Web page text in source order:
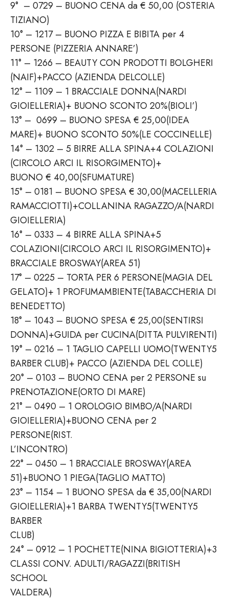
9° – 0729 – BUONO CENA da € 50,00 (OSTERIA
TIZIANO)
10° – 1217 – BUONO PIZZA E BIBITA per 4
PERSONE (PIZZERIA ANNARE’)
11° – 1266 – BEAUTY CON PRODOTTI BOLGHERI
(NAIF)+PACCO (AZIENDA DELCOLLE)
12° – 1109 – 1 BRACCIALE DONNA(NARDI
GIOIELLERIA)+ BUONO SCONTO 20%(BIOLI’)
13° – 0699 – BUONO SPESA € 25,00(IDEA
MARE)+ BUONO SCONTO 50%(LE COCCINELLE)
14° – 1302 – 5 BIRRE ALLA SPINA+4 COLAZIONI
(CIRCOLO ARCI IL RISORGIMENTO)+
BUONO € 40,00(SFUMATURE)
15° – 0181 – BUONO SPESA € 30,00(MACELLERIA
RAMACCIOTTI)+COLLANINA RAGAZZO/A(NARDI
GIOIELLERIA)
16° – 0333 – 4 BIRRE ALLA SPINA+5
COLAZIONI(CIRCOLO ARCI IL RISORGIMENTO)+
BRACCIALE BROSWAY(AREA 51)
17° – 0225 – TORTA PER 6 PERSONE(MAGIA DEL
GELATO)+ 1 PROFUMAMBIENTE(TABACCHERIA DI
BENEDETTO)
18° – 1043 – BUONO SPESA € 25,00(SENTIRSI
DONNA)+GUIDA per CUCINA(DITTA PULVIRENTI)
19° – 0216 – 1 TAGLIO CAPELLI UOMO(TWENTY5
BARBER CLUB)+ PACCO (AZIENDA DEL COLLE)
20° – 0103 – BUONO CENA per 2 PERSONE su
PRENOTAZIONE(ORTO DI MARE)
21° – 0490 – 1 OROLOGIO BIMBO/A(NARDI
GIOIELLERIA)+BUONO CENA per 2
PERSONE(RIST.
L’INCONTRO)
22° – 0450 – 1 BRACCIALE BROSWAY(AREA
51)+BUONO 1 PIEGA(TAGLIO MATTO)
23° – 1154 – 1 BUONO SPESA da € 35,00(NARDI
GIOIELLERIA)+1 BARBA TWENTY5(TWENTY5
BARBER
CLUB)
24° – 0912 – 1 POCHETTE(NINA BIGIOTTERIA)+3
CLASSI CONV. ADULTI/RAGAZZI(BRITISH
SCHOOL
VALDERA)